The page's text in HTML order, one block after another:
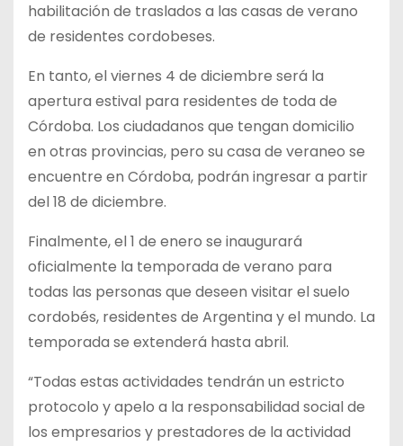
habilitación de traslados a las casas de verano
de residentes cordobeses.
En tanto, el viernes 4 de diciembre será la
apertura estival para residentes de toda de
Córdoba. Los ciudadanos que tengan domicilio
en otras provincias, pero su casa de veraneo se
encuentre en Córdoba, podrán ingresar a partir
del 18 de diciembre.
Finalmente, el 1 de enero se inaugurará
oficialmente la temporada de verano para
todas las personas que deseen visitar el suelo
cordobés, residentes de Argentina y el mundo. La
temporada se extenderá hasta abril.
“Todas estas actividades tendrán un estricto
protocolo y apelo a la responsabilidad social de
los empresarios y prestadores de la actividad